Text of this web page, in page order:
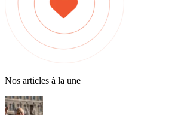
Nos articles à la une